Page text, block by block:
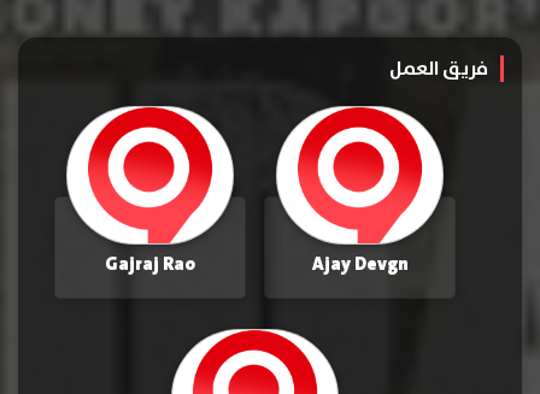
فريق العمل
Ajay Devgn
Gajraj Rao